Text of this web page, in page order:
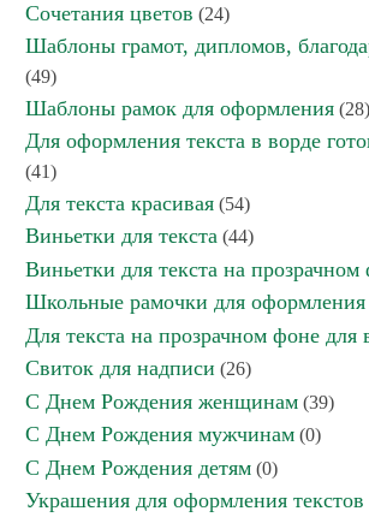
Сочетания цветов (24)
Шаблоны грамот, дипломов,
(49)
Шаблоны рамок для оформления (28)
Для оформления текста в ворде
(41)
Для текста красивая (54)
Виньетки для текста (44)
Виньетки для текста на прозрачном
Школьные рамочки для оформления
Для текста на прозрачном фоне для
Свиток для надписи (26)
С Днем Рождения женщинам (39)
С Днем Рождения мужчинам (0)
С Днем Рождения детям (0)
Украшения для оформления текстов